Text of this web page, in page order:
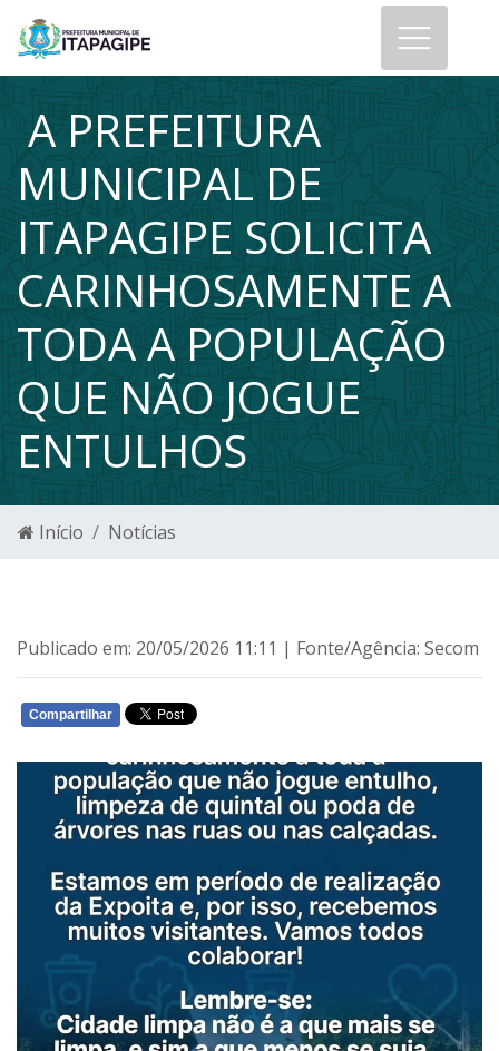
A PREFEITURA
MUNICIPAL DE
ITAPAGIPE SOLICITA
CARINHOSAMENTE A
TODA A POPULAÇÃO
QUE NÃO JOGUE
ENTULHOS
Início Notícias
Publicado em: 20/05/2026 11:11 | Fonte/Agência: Secom
Compartilhar